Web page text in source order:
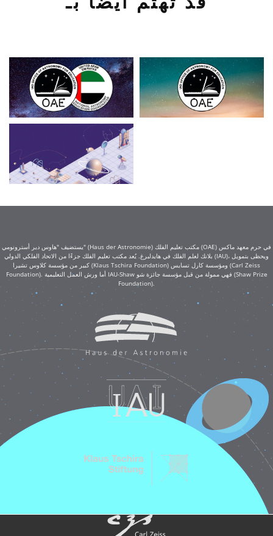
يستضيف "هاوس دير أسترونومي" (Haus der Astronomie) مكتب تعليم الفلك (OAE) في حرم معهد ماكس
بلانك لعلم الفلك في هايدلبرغ. يُعد مكتب تعليم الفلك جزءًا من الاتحاد الفلكي الدولي (IAU)، ويحظى بتمويل
كبير من مؤسسة كلاوس تشيرا (Klaus Tschira Foundation) ومؤسسة كارل تسايس (Carl Zeiss
Foundation). أما ورش العمل التعليمية IAU-Shaw فهي ممولة من قبل مؤسسة جائزة شو (Shaw Prize
Foundation).